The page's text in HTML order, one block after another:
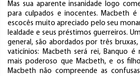
Mas sua aparente insanidade logo
para culpados e inocentes. Macbeth
escocês muito apreciado pelo seu
lealdade e seus préstimos guerreiros.
general, são abordados por três
vaticínios: Macbeth será rei, Banquo
mais poderoso que Macbeth, e os
Macbeth não compreende as